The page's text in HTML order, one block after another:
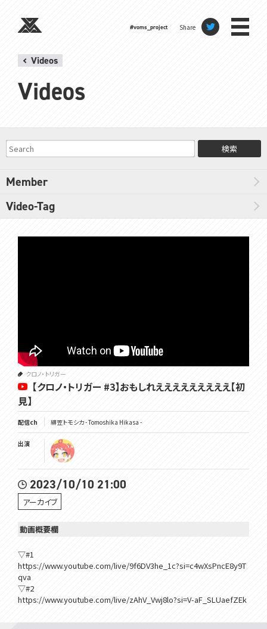
#voms_project Share
Videos
Videos
検索
Member
Video-Tag
クロノ・トリガー
【クロノ・トリガー #3】おもしれえええええええええ【初
見】
配信ch 緋笠トモシカ - Tomoshika Hikasa -
出演
2023/10/10 21:00
アーカイブ
動画概要欄
▽#1
https://www.youtube.com/live/9f6DV3he_1c?si=c4wXsPncE8y9T
qva
▽#2
https://www.youtube.com/live/zAhV_Vwj8lo?si=V-aF_SLUaefZEk